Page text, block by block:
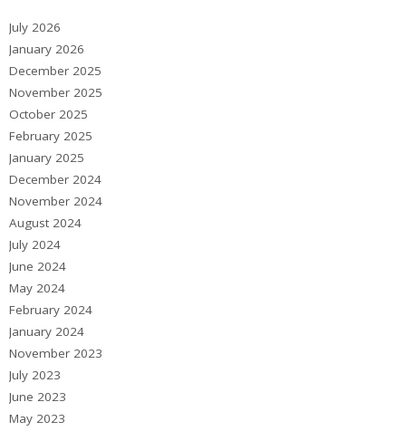
July 2026
January 2026
December 2025
November 2025
October 2025
February 2025
January 2025
December 2024
November 2024
August 2024
July 2024
June 2024
May 2024
February 2024
January 2024
November 2023
July 2023
June 2023
May 2023